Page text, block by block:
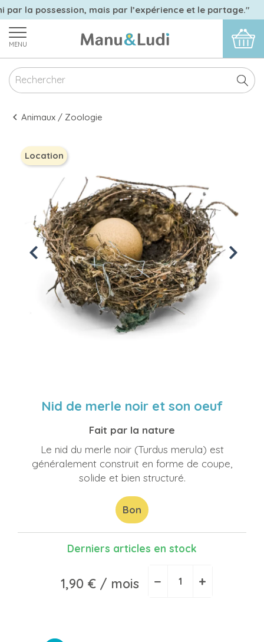
la possession, mais par l’expérience et le partage."
MENU
Animaux / Zoologie
Location
Previous Next
Nid de merle noir et son oeuf
Fait par la nature
Le nid du merle noir (Turdus merula) est
généralement construit en forme de coupe,
solide et bien structuré.
Bon
Derniers articles en stock
1,90 €/ mois − +